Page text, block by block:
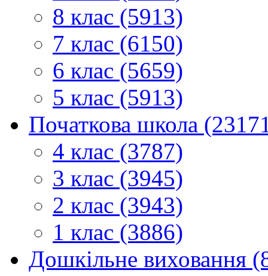
8 клас (5913)
7 клас (6150)
6 клас (5659)
5 клас (5913)
Початкова школа
4 клас (3787)
3 клас (3945)
2 клас (3943)
1 клас (3886)
Дошкільне виховання